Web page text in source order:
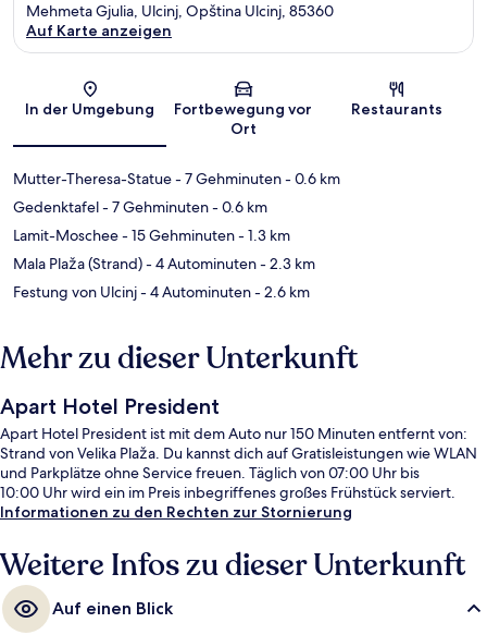
Karte
Mehmeta Gjulia, Ulcinj, Opština Ulcinj, 85360
Auf Karte anzeigen
In der Umgebung
Fortbewegung vor
Ort
Restaurants
Mutter-Theresa-Statue- 7 Gehminuten- 0.6 km
Gedenktafel- 7 Gehminuten- 0.6 km
Lamit-Moschee- 15 Gehminuten- 1.3 km
Mala Plaža (Strand)- 4 Autominuten- 2.3 km
Festung von Ulcinj- 4 Autominuten- 2.6 km
Mehr zu dieser Unterkunft
Apart Hotel President
Apart Hotel President ist mit dem Auto nur 150 Minuten entfernt von:
Strand von Velika Plaža. Du kannst dich auf Gratisleistungen wie WLAN
und Parkplätze ohne Service freuen. Täglich von 07:00 Uhr bis
10:00 Uhr wird ein im Preis inbegriffenes großes Frühstück serviert.
Informationen zu den Rechten zur Stornierung
Weitere Infos zu dieser Unterkunft
Auf einen Blick